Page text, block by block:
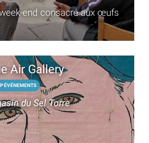
end consacré aux œufs
Air Gallery
ÉVÉNEMENTS
du Sel Torre